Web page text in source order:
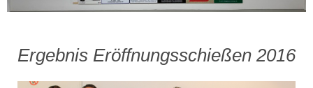
Ergebnis Eröffnungsschießen 2016